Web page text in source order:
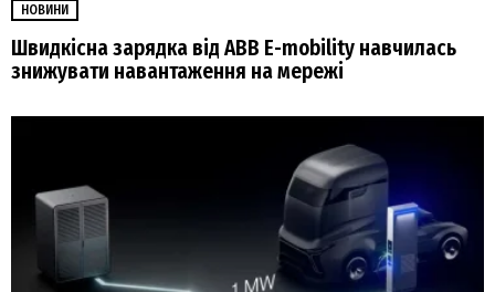
НОВИНИ
Швидкісна зарядка від ABB E-mobility навчилась
знижувати навантаження на мережі